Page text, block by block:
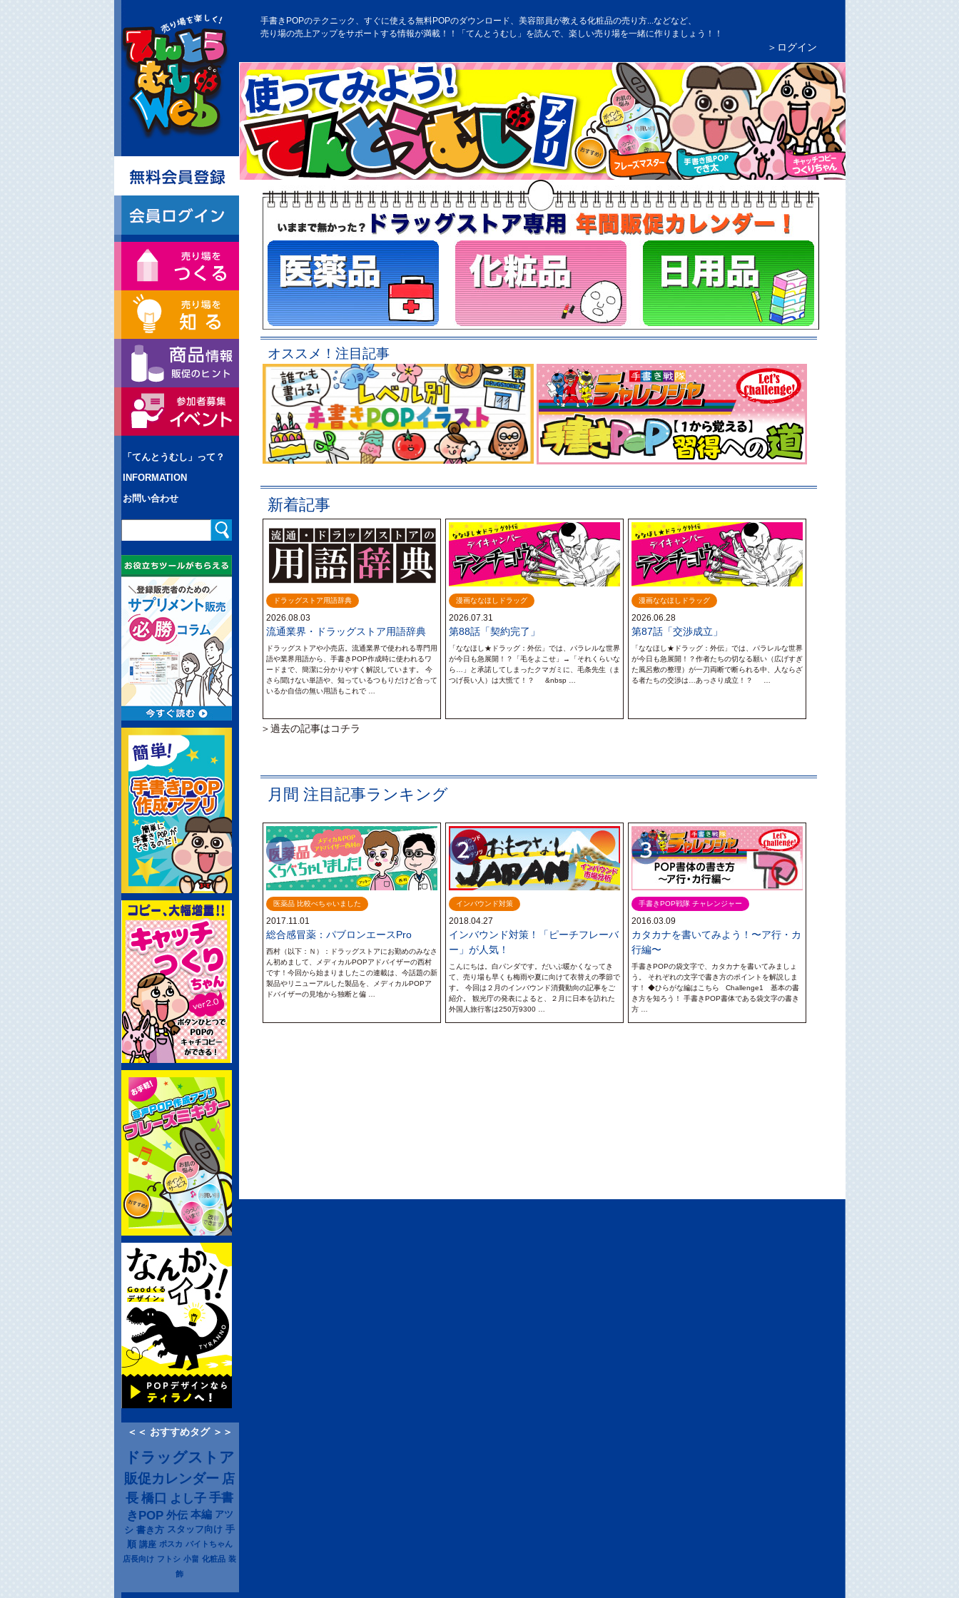
「てんとうむし」って？
INFORMATION
お問い合わせ
＜＜ おすすめタグ ＞＞
ドラッグストア
販促カレンダー 店
長 橋口 よし子 手書
きPOP 外伝 本編 アツ
シ 書き方 スタッフ向け 手
順 講座 ポスカ バイトちゃん
店長向け フトシ 小畠 化粧品 装
飾
手書きPOPのテクニック、すぐに使える無料POPのダウンロード、美容部員が教える化粧品の売り方...などなど、
売り場の売上アップをサポートする情報が満載！！「てんとうむし」を読んで、楽しい売り場を一緒に作りましょう！！
＞ログイン
オススメ！注目記事
新着記事
ドラッグストア用語辞典
2026.08.03
流通業界・ドラッグストア用語辞典
ドラッグストアや小売店。流通業界で使われる専門用
語や業界用語から、手書きPOP作成時に使われるワ
ードまで、簡潔に分かりやすく解説しています。 今
さら聞けない単語や、知っているつもりだけど合って
いるか自信の無い用語もこれで …
漫画ななほしドラッグ
2026.07.31
第88話「契約完了」
「ななほし★ドラッグ：外伝」では、パラレルな世界
が今日も急展開！？「毛をよこせ」→「それくらいな
ら…」と承諾してしまったクマガミに、毛条先生（ま
つげ長い人）は大慌て！？ &nbsp …
漫画ななほしドラッグ
2026.06.28
第87話「交渉成立」
「ななほし★ドラッグ：外伝」では、パラレルな世界
が今日も急展開！？作者たちの切なる願い（広げすぎ
た風呂敷の整理）が一刀両断で断られる中、人ならざ
る者たちの交渉は…あっさり成立！？ …
＞過去の記事はコチラ
月間 注目記事ランキング
医薬品 比較べちゃいました
2017.11.01
総合感冒薬：パブロンエースPro
西村（以下：Ｎ）：ドラッグストアにお勤めのみなさ
ん初めまして、メディカルPOPアドバイザーの西村
です！今回から始まりましたこの連載は、今話題の新
製品やリニューアルした製品を、メディカルPOPア
ドバイザーの見地から独断と偏 …
インバウンド対策
2018.04.27
インバウンド対策！「ピーチフレーバ
ー」が人気！
こんにちは。白パンダです。だいぶ暖かくなってき
て、売り場も早くも梅雨や夏に向けて衣替えの季節で
す。 今回は２月のインバウンド消費動向の記事をご
紹介。 観光庁の発表によると、２月に日本を訪れた
外国人旅行客は250万9300 …
手書きPOP戦隊 チャレンジャー
2016.03.09
カタカナを書いてみよう！〜ア行・カ
行編〜
手書きPOPの袋文字で、カタカナを書いてみましょ
う。 それぞれの文字で書き方のポイントを解説しま
す！ ◆ひらがな編はこちら Challenge1 基本の書
き方を知ろう！ 手書きPOP書体である袋文字の書き
方 …